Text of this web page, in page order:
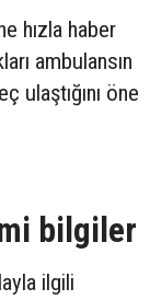
hızla haber
ambulansın
ulaştığını öne
bilgiler
ilgili